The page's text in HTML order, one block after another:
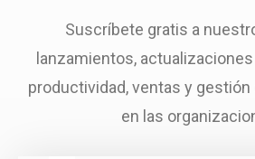
Suscríbete gratis a
lanzamientos,
productividad, ventas y
en las